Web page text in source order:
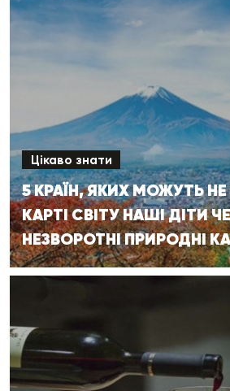
Цікаво знати
5 КРАЇН, ЯКИХ МОЖУТЬ
КАРТІ СВІТУ НАШІ ДІТИ
НЕЗВОРОТНІ ПРИРОДНІ